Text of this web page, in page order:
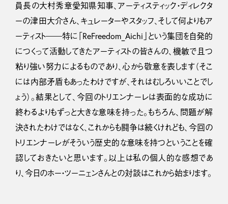
員長の大村秀章愛知県知事、アーティスティック・ディレクタ
ーの津田大介さん、キュレーターやスタッフ、そして何よりもア
ーティスト――特に「ReFreedom_Aichi」という集団を自発的
につくって活動してきたアーティストの皆さんの、機敏で且つ
粘り強い努力によるものであり、心から敬意を表します（そこ
には内部矛盾もあったわけですが、それはむしろいいことでし
ょう）。結果として、今回のトリエンナーレは表面的な成功に
終わるよりもずっと大きな意味を持った。もちろん、問題が解
決されたわけではなく、これからも闘争は続くけれども、今回の
トリエンナーレがそういう歴史的な意味を持つということを確
認しておきたいと思います。以上は私の個人的な感想であ
り、今日のホー・ツーニェンさんとの対談はこれから始まります。